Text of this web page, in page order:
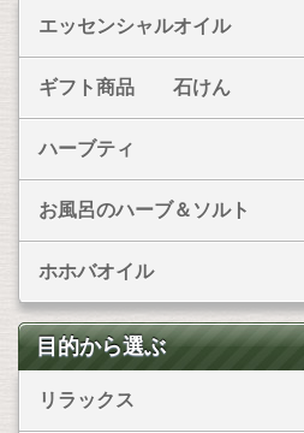
エッセンシャルオイル
ギフト商品 石けん
ハーブティ
お風呂のハーブ＆ソルト
ホホバオイル
目的から選ぶ
リラックス